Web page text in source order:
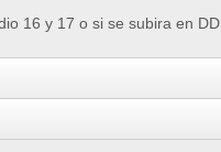
16 y 17 o si se subira en DD